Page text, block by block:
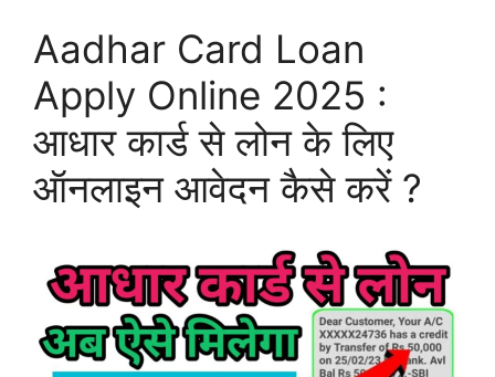
Aadhar Card Loan
Apply Online 2025 :
आधार कार्ड से लोन के लिए
ऑनलाइन आवेदन कैसे करें ?